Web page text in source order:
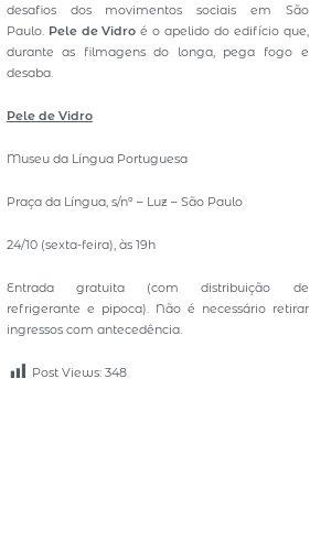
desafios dos movimentos sociais em São
Paulo. Pele de Vidro é o apelido do edifício que,
durante as filmagens do longa, pega fogo e
desaba.
Pele de Vidro
Museu da Língua Portuguesa
Praça da Língua, s/nº – Luz – São Paulo
24/10 (sexta-feira), às 19h
Entrada gratuita (com distribuição de
refrigerante e pipoca). Não é necessário retirar
ingressos com antecedência.
Post Views: 348